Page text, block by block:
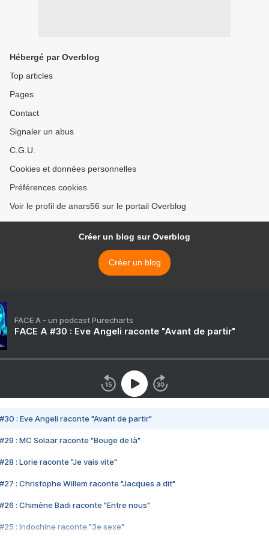
Hébergé par Overblog
Top articles
Pages
Contact
Signaler un abus
C.G.U.
Cookies et données personnelles
Préférences cookies
Voir le profil de anars56 sur le portail Overblog
Créer un blog sur Overblog
Créer un blog
FACE A - un podcast Purecharts
FACE A #30 : Eve Angeli raconte "Avant de partir"
#30 : Eve Angeli raconte "Avant de partir"
#29 : MC Solaar raconte "Bouge de là"
#28 : Lorie raconte "Je vais vite"
#27 : Christophe Willem raconte "Jacques a dit"
#26 : Chimène Badi raconte "Entre nous"
#25 : Indochine raconte "3e sexe"